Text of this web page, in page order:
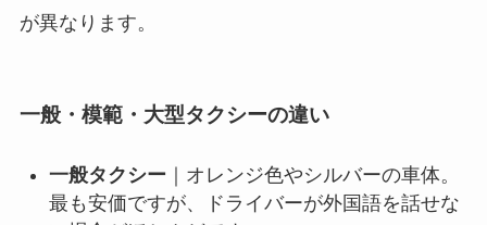
が異なります。
一般・模範・大型タクシーの違い
一般タクシー ｜オレンジ色やシルバーの車体。
最も安価ですが、ドライバーが外国語を話せな